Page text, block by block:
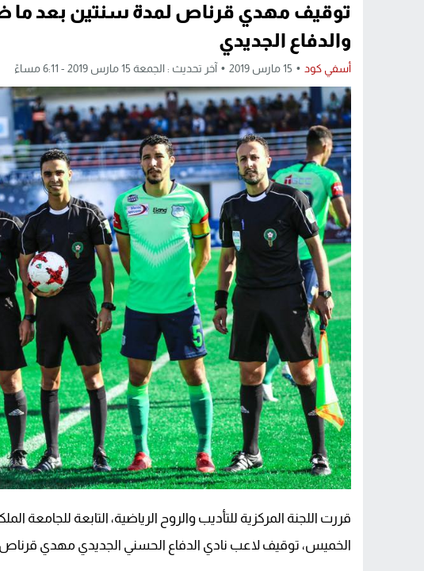
توقيف مهدي قرناص لمدة سنتين بعد ما
والدفاع الجديدي
أسفي كود 15 مارس 2019 آخر تحديث : الجمعة 15 مارس 2019 - 6:11 مساءً
قررت اللجنة المركزية للتأديب والروح الرياضية، التابعة للجامعة
الخميس، توقيف لاعب نادي الدفاع الحسني الجديدي مهدي